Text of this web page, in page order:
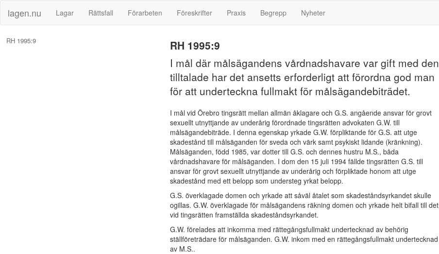
lagen.nu Lagar Rättsfall Förarbeten Föreskrifter Praxis Begrepp Nyheter
RH 1995:9
RH 1995:9
I mål där målsägandens vårdnadshavare var gift med den
tilltalade har det ansetts erforderligt att förordna god man
för att underteckna fullmakt för målsägandebiträdet.
I mål vid Örebro tingsrätt mellan allmän åklagare och G.S. angående ansvar för grovt
sexuellt utnyttjande av underårig förordnade tingsrätten advokaten G.W. till
målsägandebiträde. I denna egenskap yrkade G.W. förpliktande för G.S. att utge
skadestånd till målsäganden för sveda och värk samt psykiskt lidande (kränkning).
Målsäganden, född 1985, var dotter till G.S. och dennes hustru M.S., båda
vårdnadshavare för målsäganden. I dom den 15 juli 1994 fällde tingsrätten G.S. till
ansvar för grovt sexuellt utnyttjande av underårig och förpliktade honom att utge
skadestånd med ett belopp som understeg yrkat belopp.
G.S. överklagade domen och yrkade att såväl åtalet som skadeståndsyrkandet skulle
ogillas. G.W. överklagade för målsägandens räkning domen och yrkade helt bifall till det
vid tingsrätten framställda skadeståndsyrkandet.
G.W. förelades att inkomma med rättegångsfullmakt undertecknad av behörig
ställföreträdare för målsäganden. G.W. inkom med en rättegångsfullmakt undertecknad
av M.S..